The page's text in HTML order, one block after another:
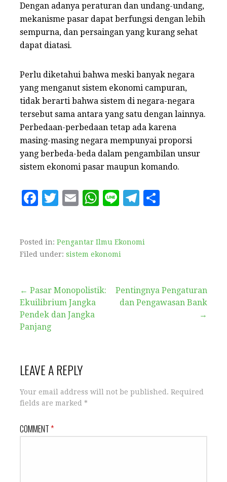
Dengan adanya peraturan dan undang-undang,
mekanisme pasar dapat berfungsi dengan lebih
sempurna, dan persaingan yang kurang sehat
dapat diatasi.
Perlu diketahui bahwa meski banyak negara
yang menganut sistem ekonomi campuran,
tidak berarti bahwa sistem di negara-negara
tersebut sama antara yang satu dengan lainnya.
Perbedaan-perbedaan tetap ada karena
masing-masing negara mempunyai proporsi
yang berbeda-beda dalam pengambilan unsur
sistem ekonomi pasar maupun komando.
F
e
b
o
k
T
te
r
E
l
W
s
A
p
Li T
g
m
Posted in: Pengantar Ilmu Ekonomi
Filed under: sistem ekonomi
← Pasar Monopolistik:
Ekuilibrium Jangka
Pendek dan Jangka
Panjang
Pentingnya Pengaturan
dan Pengawasan Bank
→
LEAVE A REPLY
Your email address will not be published. Required
fields are marked *
COMMENT*